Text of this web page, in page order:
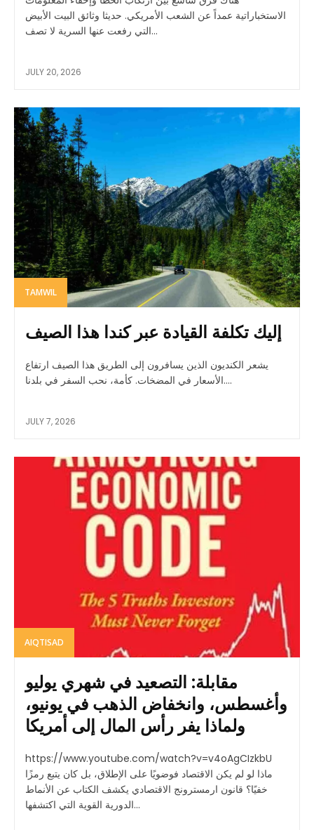
الاستخباراتية عمداً عن الشعب الأمريكي. حديثا وثائق البيت الأبيض
التي رفعت عنها السرية لا تصف...
JULY 20, 2026
TAMWIL
إليك تكلفة القيادة عبر كندا هذا الصيف
يشعر الكنديون الذين يسافرون إلى الطريق هذا الصيف ارتفاع
الأسعار في المضخات. كأمة، نحب السفر في بلدنا....
JULY 7, 2026
AIQTISAD
مقابلة: التصعيد في شهري يوليو
وأغسطس، وانخفاض الذهب في يونيو،
ولماذا يفر رأس المال إلى أمريكا
https://www.youtube.com/watch?v=v4oAgCIzkbU
ماذا لو لم يكن الاقتصاد فوضويًا على الإطلاق، بل كان يتبع رمزًا
خفيًا؟ قانون ارمسترونج الاقتصادي يكشف الكتاب عن الأنماط
الدورية القوية التي اكتشفها...